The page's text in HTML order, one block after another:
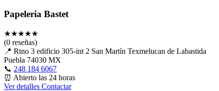
Papeleria Bastet
★★★★★
(0 reseñas)
📍 Rtno 3 edificio 305-int 2 San Martín Texmelucan de Labastida
Puebla 74030 MX
📞 248 184 6067
⏰ Abierto las 24 horas
Ver detalles Contactar